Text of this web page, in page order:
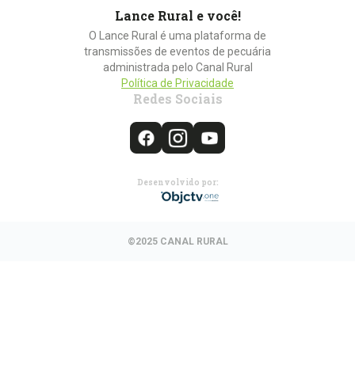
Lance Rural e você!
O Lance Rural é uma plataforma de
transmissões de eventos de pecuária
administrada pelo Canal Rural
Política de Privacidade
Redes Sociais
Desenvolvido por:
©2025 CANAL RURAL